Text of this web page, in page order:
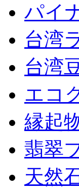
パイ
台湾
台湾
エコ
縁起
翡翠
天然